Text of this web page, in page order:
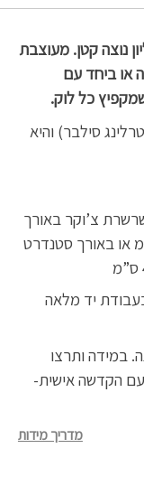
נוצה קטן. מעוצבת
או ביחד עם
כל לוק.
מכסף אמיתי 925 (סטרלינג סילבר) והיא
שרשרת צ’וקר באורך
תוספת הארכה של כ-8 ס”מ או באורך סטנדרט
יד מלאה
במידה ותרצו
הקדשה אישית-
מדריך מידות